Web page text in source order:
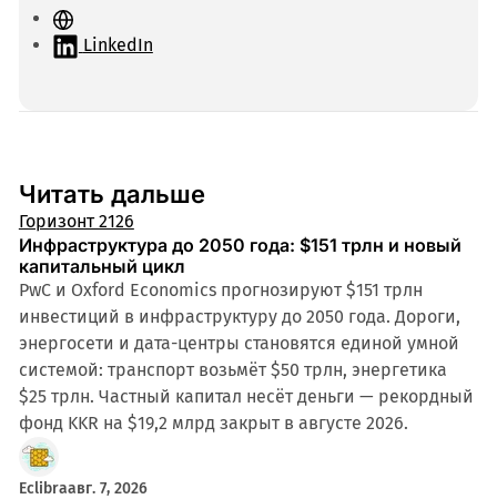
С
а LinkedIn
Читать дальше
Горизонт 2126
Инфраструктура до 2050 года: $151 трлн и новый
капитальный цикл
PwC и Oxford Economics прогнозируют $151 трлн
инвестиций в инфраструктуру до 2050 года. Дороги,
энергосети и дата-центры становятся единой умной
системой: транспорт возьмёт $50 трлн, энергетика
$25 трлн. Частный капитал несёт деньги — рекордный
фонд KKR на $19,2 млрд закрыт в августе 2026.
Eclibraавг. 7, 2026